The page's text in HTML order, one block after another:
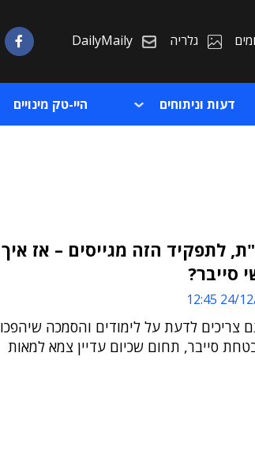
גלריה DailyMaily
דעות וניתוחים היי-טק מינויים
לתפקיד הזה מגייסים – אז איך
סייבר?
24/12/
צריכים לדעת על לימודים והסמכה שיהפכו
סייבר, תחום שכיום עדיין צמא למאות